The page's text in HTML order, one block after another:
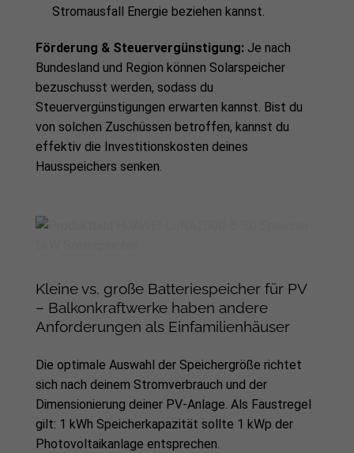
Stromausfall Energie beziehen kannst.
Förderung & Steuervergünstigung: Je nach
Bundesland und Region können Solarspeicher
bezuschusst werden, sodass du
Steuervergünstigungen erwarten kannst. Bist du
von solchen Zuschüssen betroffen, kannst du
effektiv die Investitionskosten deines
Hausspeichers senken.
Kleine vs. große Batteriespeicher für PV
– Balkonkraftwerke haben andere
Anforderungen als Einfamilienhäuser
Die optimale Auswahl der Speichergröße richtet
sich nach deinem Stromverbrauch und der
Dimensionierung deiner PV-Anlage. Als Faustregel
gilt: 1 kWh Speicherkapazität sollte 1 kWp der
Photovoltaikanlage entsprechen.